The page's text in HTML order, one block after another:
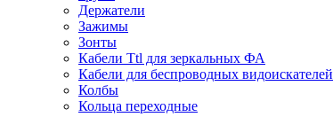
Держатели
Зажимы
Зонты
Кабели Ttl для зеркальных ФА
Кабели для беспроводных видоискателей
Колбы
Кольца переходные